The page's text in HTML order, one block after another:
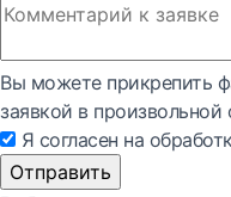
Вы можете прикрепить
заявкой в
Я согласен на
Отправить